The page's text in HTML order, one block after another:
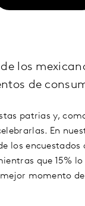
los
de
patrias y,
En
los
que 15%
momento